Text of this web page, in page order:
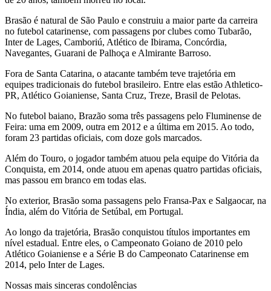
Brasão é natural de São Paulo e construiu a maior parte da carreira
no futebol catarinense, com passagens por clubes como Tubarão,
Inter de Lages, Camboriú, Atlético de Ibirama, Concórdia,
Navegantes, Guarani de Palhoça e Almirante Barroso.
Fora de Santa Catarina, o atacante também teve trajetória em
equipes tradicionais do futebol brasileiro. Entre elas estão Athletico-
PR, Atlético Goianiense, Santa Cruz, Treze, Brasil de Pelotas.
No futebol baiano, Brazão soma três passagens pelo Fluminense de
Feira: uma em 2009, outra em 2012 e a última em 2015. Ao todo,
foram 23 partidas oficiais, com doze gols marcados.
Além do Touro, o jogador também atuou pela equipe do Vitória da
Conquista, em 2014, onde atuou em apenas quatro partidas oficiais,
mas passou em branco em todas elas.
No exterior, Brasão soma passagens pelo Fransa-Pax e Salgaocar, na
Índia, além do Vitória de Setúbal, em Portugal.
Ao longo da trajetória, Brasão conquistou títulos importantes em
nível estadual. Entre eles, o Campeonato Goiano de 2010 pelo
Atlético Goianiense e a Série B do Campeonato Catarinense em
2014, pelo Inter de Lages.
Nossas mais sinceras condolências